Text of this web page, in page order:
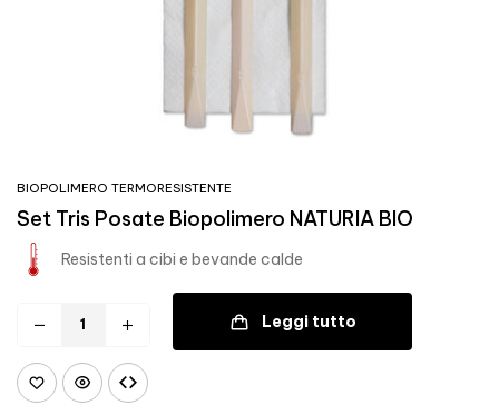
BIOPOLIMERO TERMORESISTENTE
Set Tris Posate Biopolimero NATURIA BIO
Resistenti a cibi e bevande calde
Leggi tutto